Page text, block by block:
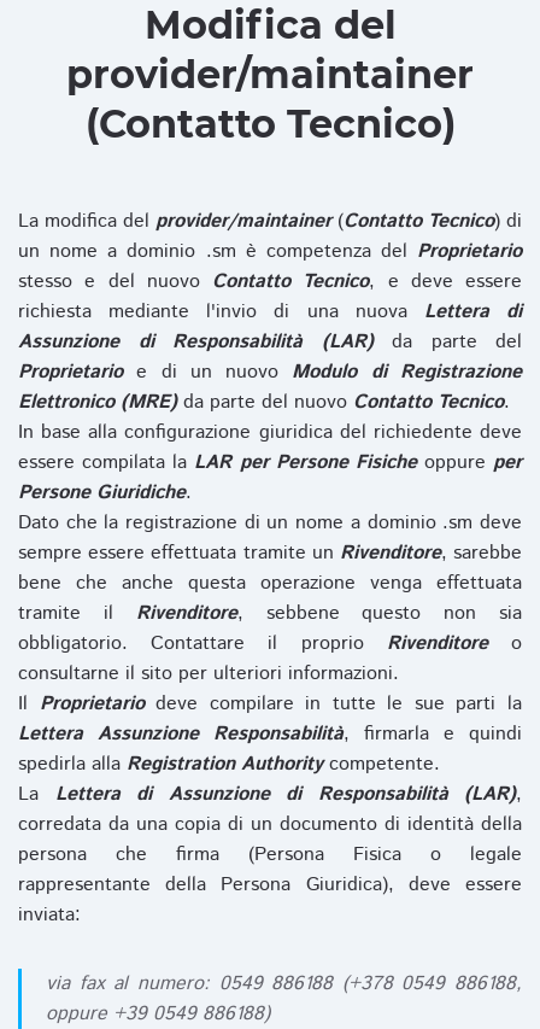
Modifica del
provider/maintainer
(Contatto Tecnico)
La modifica del provider/maintainer(Contatto Tecnico) di
un nome a dominio .sm è competenza del Proprietario
stesso e del nuovo Contatto Tecnico, e deve essere
richiesta mediante l'invio di una nuova Lettera di
Assunzione di Responsabilità (LAR)da parte del
Proprietarioe di un nuovo Modulo di Registrazione
Elettronico (MRE)da parte del nuovo Contatto Tecnico.
In base alla configurazione giuridica del richiedente deve
essere compilata la LAR per Persone Fisicheoppure per
Persone Giuridiche.
Dato che la registrazione di un nome a dominio .sm deve
sempre essere effettuata tramite un Rivenditore, sarebbe
bene che anche questa operazione venga effettuata
tramite il Rivenditore, sebbene questo non sia
obbligatorio. Contattare il proprio Rivenditoreo
consultarne il sito per ulteriori informazioni.
Il Proprietariodeve compilare in tutte le sue parti la
Lettera Assunzione Responsabilità, firmarla e quindi
spedirla alla Registration Authoritycompetente.
La Lettera di Assunzione di Responsabilità (LAR),
corredata da una copia di un documento di identità della
persona che firma (Persona Fisica o legale
rappresentante della Persona Giuridica), deve essere
inviata:
via fax al numero: 0549 886188 (+378 0549 886188,
oppure +39 0549 886188)